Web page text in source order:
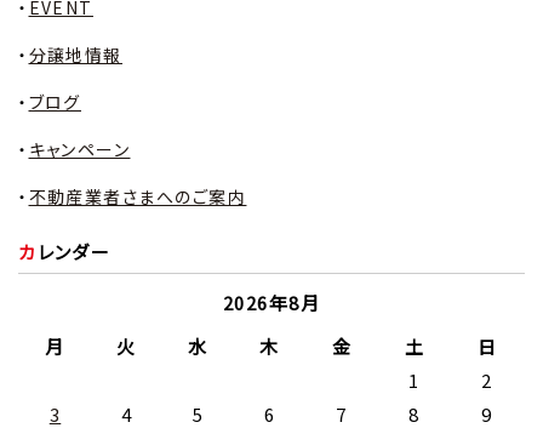
EVENT
分譲地情報
ブログ
キャンペーン
不動産業者さまへのご案内
カレンダー
2026年8月
月
火 水 木 金 土
日
1
2
3
4 5 6 7 8
9